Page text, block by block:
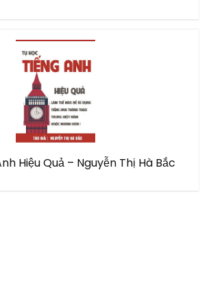
Hiệu Quả – Nguyễn Thị Hà Bắc